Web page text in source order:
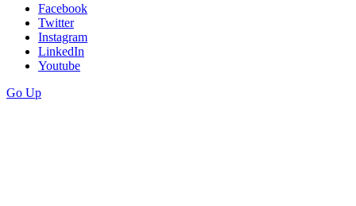
Facebook
Twitter
Instagram
LinkedIn
Youtube
Go Up